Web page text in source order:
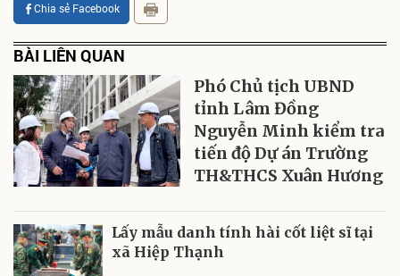
Chia sẻ Facebook
BÀI LIÊN QUAN
Phó Chủ tịch UBND
tỉnh Lâm Đồng
Nguyễn Minh kiểm tra
tiến độ Dự án Trường
TH&THCS Xuân Hương
Lấy mẫu danh tính hài cốt liệt sĩ tại
xã Hiệp Thạnh